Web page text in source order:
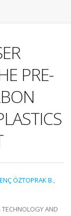
PRE-
ÖZTOPRAK B.,
TECHNOLOGY AND